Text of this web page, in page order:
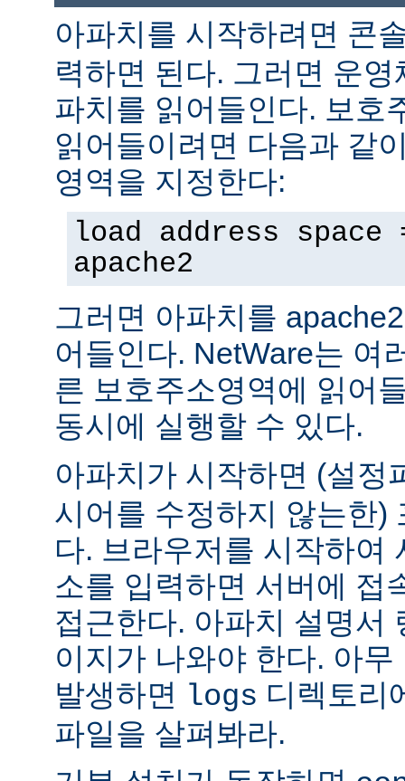
아파치를 시작하려면 콘
력하면 된다. 그러면 운
파치를 읽어들인다. 보호
읽어들이려면 다음과 같
영역을 지정한다:
load address space
apache2
그러면 아파치를
어들인다. NetWare는 여
른 보호주소영역에 읽어
동시에 실행할 수 있다.
아파치가 시작하면 (설정
시어를 수정하지 않는한)
다. 브라우저를 시작하여
소를 입력하면 서버에 접
접근한다. 아파치 설명서
이지가 나와야 한다. 아
발생하면 logs 디렉토리
파일을 살펴봐라.